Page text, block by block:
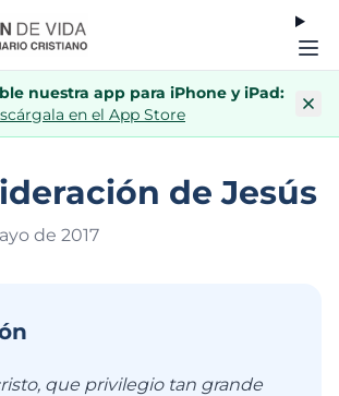
nuestra app para iPhone y iPad:
en el App Store
de Jesús
de 2017
que privilegio tan grande